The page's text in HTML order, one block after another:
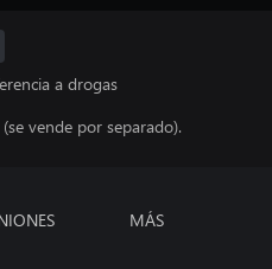
a drogas
vende por separado).
MÁS